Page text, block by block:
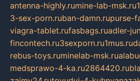
antenna-highly.rumine-lab-msk.ru
3-sex-porn.ruban-damn.rupurse-
viagra-tablet.rufasbags.ruadler-
fincontech.ru3sexporn.ru1mus.ru
rebus-toys.ruminelab-msk.ru
medsprawo-4-ka.ru2864420.ru